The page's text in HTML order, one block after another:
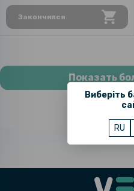
Виберіть
RU
Закончился
Показать